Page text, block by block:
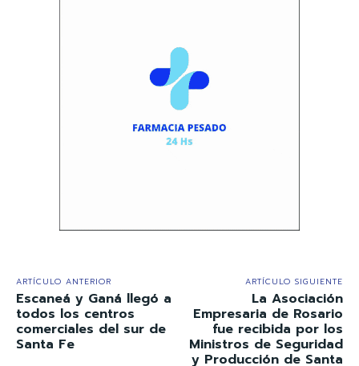
ARTÍCULO ANTERIOR
Escaneá y Ganá llegó a
todos los centros
comerciales del sur de
Santa Fe
ARTÍCULO SIGUIENTE
La Asociación
Empresaria de Rosario
fue recibida por los
Ministros de Seguridad
y Producción de Santa